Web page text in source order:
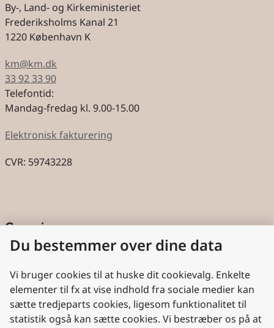
By-, Land- og Kirkeministeriet
Frederiksholms Kanal 21
1220 København K
km@km.dk
33 92 33 90
Telefontid:
Mandag-fredag kl. 9.00-15.00
Elektronisk fakturering
CVR: 59743228
Genveje
Cookies
Aktindsigt
Persondatabeskyttelse
Du bestemmer over dine data
Vi bruger cookies til at huske dit cookievalg. Enkelte
elementer til fx at vise indhold fra sociale medier kan
sætte tredjeparts cookies, ligesom funktionalitet til
statistik også kan sætte cookies. Vi bestræber os på at